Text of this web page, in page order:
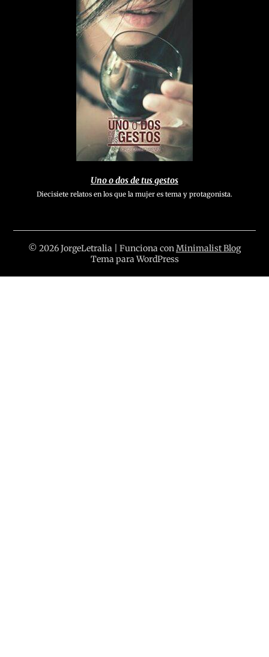
Uno o dos de tus gestos
Diecisiete relatos en los que la mujer es tema y protagonista.
© 2026 JorgeLetralia | Funciona conMinimalist Blog
Tema para WordPress